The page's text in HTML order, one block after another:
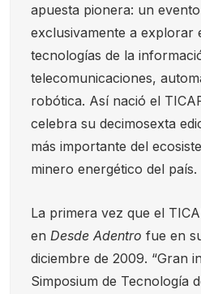
apuesta pionera: un
exclusivamente a explorar
tecnologías de la
telecomunicaciones,
robótica. Así nació el
celebra su decimosexta
más importante del
minero energético del país.
La primera vez que el
en Desde Adentro fue en
diciembre de 2009. “Gran
Simposium de Tecnología